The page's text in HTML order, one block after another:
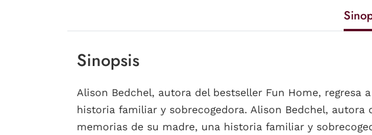
Sinopsis
Alison Bedchel, autora del bestseller Fun Home,
historia familiar y sobrecogedora. Alison Bedchel,
memorias de su madre, una historia familiar y